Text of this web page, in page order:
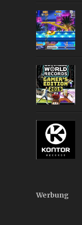
Werbung